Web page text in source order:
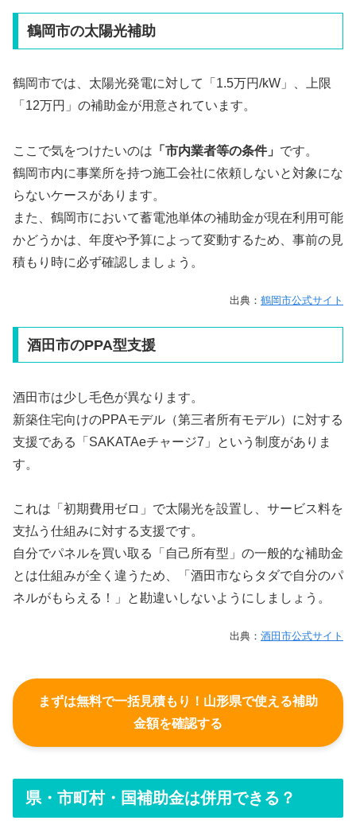
鶴岡市の太陽光補助
鶴岡市では、太陽光発電に対して「1.5万円/kW」、上限
「12万円」の補助金が用意されています。
ここで気をつけたいのは 「市内業者等の条件」 です。
鶴岡市内に事業所を持つ施工会社に依頼しないと対象にな
らないケースがあります。
また、鶴岡市において蓄電池単体の補助金が現在利用可能
かどうかは、年度や予算によって変動するため、事前の見
積もり時に必ず確認しましょう。
出典： 鶴岡市公式サイト
酒田市のPPA型支援
酒田市は少し毛色が異なります。
新築住宅向けのPPAモデル（第三者所有モデル）に対する
支援である「SAKATAeチャージ7」という制度がありま
す。
これは「初期費用ゼロ」で太陽光を設置し、サービス料を
支払う仕組みに対する支援です。
自分でパネルを買い取る「自己所有型」の一般的な補助金
とは仕組みが全く違うため、「酒田市ならタダで自分のパ
ネルがもらえる！」と勘違いしないようにしましょう。
出典： 酒田市公式サイト
まずは無料で一括見積もり！山形県で使える補助
金額を確認する
県・市町村・国補助金は併用できる？